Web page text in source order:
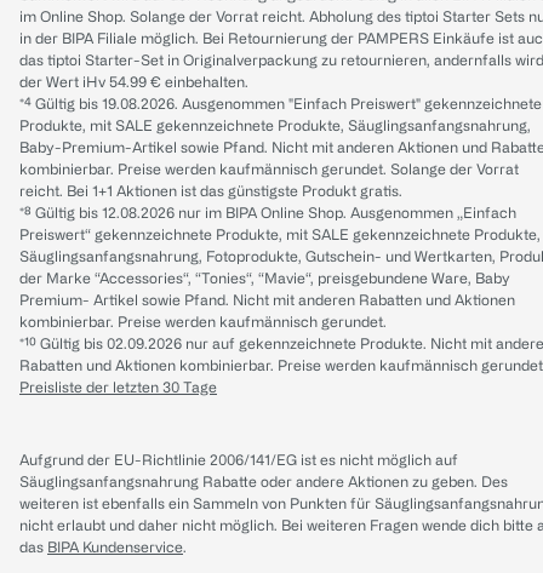
im Online Shop. Solange der Vorrat reicht. Abholung des tiptoi Starter Sets
in der BIPA Filiale möglich. Bei Retournierung der PAMPERS Einkäufe ist
das tiptoi Starter-Set in Originalverpackung zu retournieren, andernfalls wird
der Wert iHv 54.99 € einbehalten.
*⁴ Gültig bis 19.08.2026. Ausgenommen "Einfach Preiswert" gekennzeichnete
Produkte, mit SALE gekennzeichnete Produkte, Säuglingsanfangsnahrung,
Baby-Premium-Artikel sowie Pfand. Nicht mit anderen Aktionen und
kombinierbar. Preise werden kaufmännisch gerundet. Solange der Vorrat
reicht. Bei 1+1 Aktionen ist das günstigste Produkt gratis.
*⁸ Gültig bis 12.08.2026 nur im BIPA Online Shop. Ausgenommen „Einfach
Preiswert“ gekennzeichnete Produkte, mit SALE gekennzeichnete Produkte,
Säuglingsanfangsnahrung, Fotoprodukte, Gutschein- und Wertkarten,
der Marke “Accessories“, “Tonies“, “Mavie“, preisgebundene Ware, Baby
Premium- Artikel sowie Pfand. Nicht mit anderen Rabatten und Aktionen
kombinierbar. Preise werden kaufmännisch gerundet.
*¹⁰ Gültig bis 02.09.2026 nur auf gekennzeichnete Produkte. Nicht mit
Rabatten und Aktionen kombinierbar. Preise werden kaufmännisch
Preisliste der letzten 30 Tage
Aufgrund der EU-Richtlinie 2006/141/EG ist es nicht möglich auf
Säuglingsanfangsnahrung Rabatte oder andere Aktionen zu geben. Des
weiteren ist ebenfalls ein Sammeln von Punkten für
nicht erlaubt und daher nicht möglich. Bei weiteren Fragen wende dich bitte
das BIPA Kundenservice.